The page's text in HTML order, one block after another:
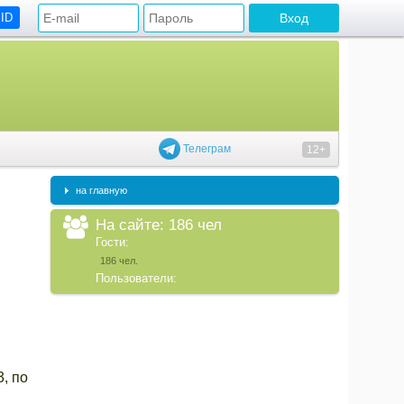
Телеграм 12+
по
на главную
На сайте: 186 чел
Гости:
186 чел.
Пользователи: